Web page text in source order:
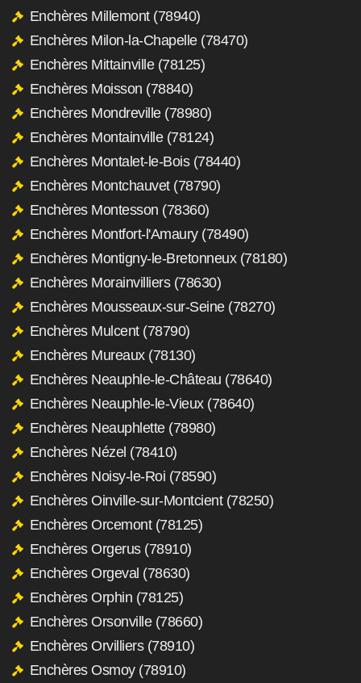
Enchères Millemont (78940)
Enchères Milon-la-Chapelle (78470)
Enchères Mittainville (78125)
Enchères Moisson (78840)
Enchères Mondreville (78980)
Enchères Montainville (78124)
Enchères Montalet-le-Bois (78440)
Enchères Montchauvet (78790)
Enchères Montesson (78360)
Enchères Montfort-l'Amaury (78490)
Enchères Montigny-le-Bretonneux (78180)
Enchères Morainvilliers (78630)
Enchères Mousseaux-sur-Seine (78270)
Enchères Mulcent (78790)
Enchères Mureaux (78130)
Enchères Neauphle-le-Château (78640)
Enchères Neauphle-le-Vieux (78640)
Enchères Neauphlette (78980)
Enchères Nézel (78410)
Enchères Noisy-le-Roi (78590)
Enchères Oinville-sur-Montcient (78250)
Enchères Orcemont (78125)
Enchères Orgerus (78910)
Enchères Orgeval (78630)
Enchères Orphin (78125)
Enchères Orsonville (78660)
Enchères Orvilliers (78910)
Enchères Osmoy (78910)